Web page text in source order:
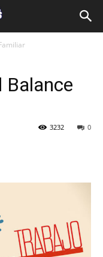
Balance
0
3232